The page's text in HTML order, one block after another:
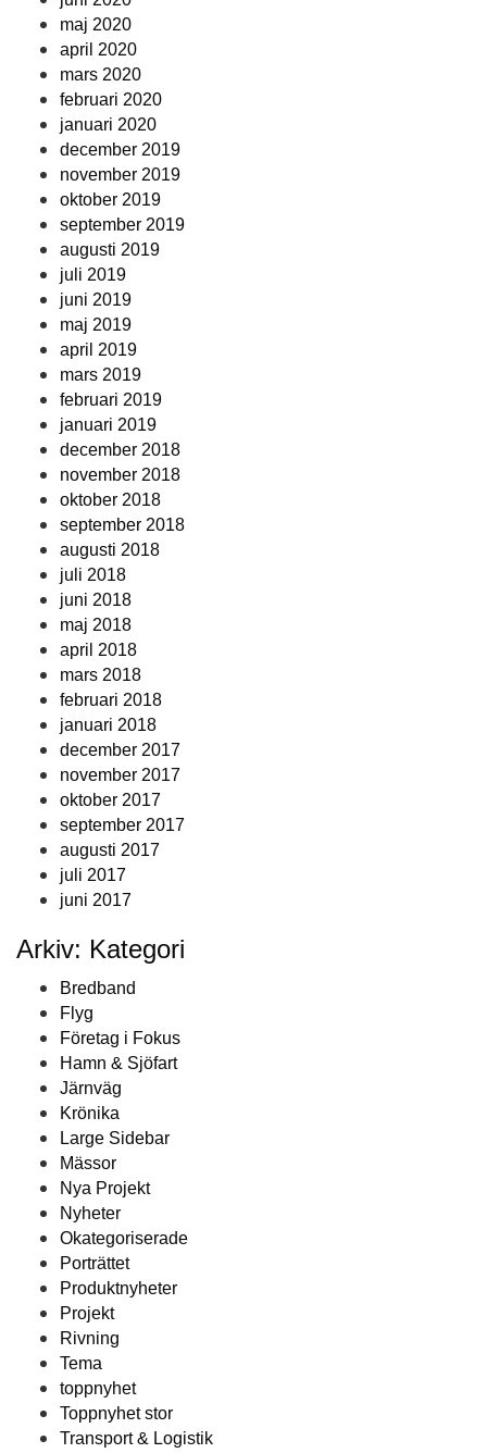
maj 2020
april 2020
mars 2020
februari 2020
januari 2020
december 2019
november 2019
oktober 2019
september 2019
augusti 2019
juli 2019
juni 2019
maj 2019
april 2019
mars 2019
februari 2019
januari 2019
december 2018
november 2018
oktober 2018
september 2018
augusti 2018
juli 2018
juni 2018
maj 2018
april 2018
mars 2018
februari 2018
januari 2018
december 2017
november 2017
oktober 2017
september 2017
augusti 2017
juli 2017
juni 2017
Arkiv: Kategori
Bredband
Flyg
Företag i Fokus
Hamn & Sjöfart
Järnväg
Krönika
Large Sidebar
Mässor
Nya Projekt
Nyheter
Okategoriserade
Porträttet
Produktnyheter
Projekt
Rivning
Tema
toppnyhet
Toppnyhet stor
Transport & Logistik